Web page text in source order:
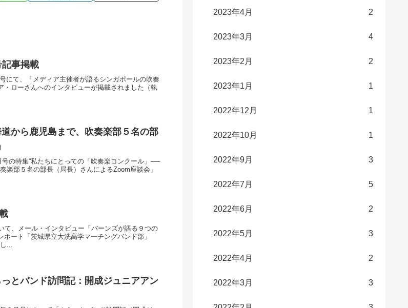
記事掲載
にて、「メディア主催者が語るシンガポールの吹奏
ローさんへのインタビューが掲載されました（執
から鹿児島まで、吹奏楽部５名の部
の特集“私たちにとっての「吹奏楽コンクール」──
楽部５名の部長（局長）さんによるZoom座談会」
、メール・インタビュー「バーンズが語る９つの
ート「茨城県立大洗高学マーチングバンド部」
...
とバンド訪問記：開成ジュニアアン
2023年4月 2
2023年3月 4
2023年2月 2
2023年1月 1
2022年12月 1
2022年10月 1
2022年9月 3
2022年7月 5
2022年6月 2
2022年5月 3
2022年4月 2
2022年3月 3